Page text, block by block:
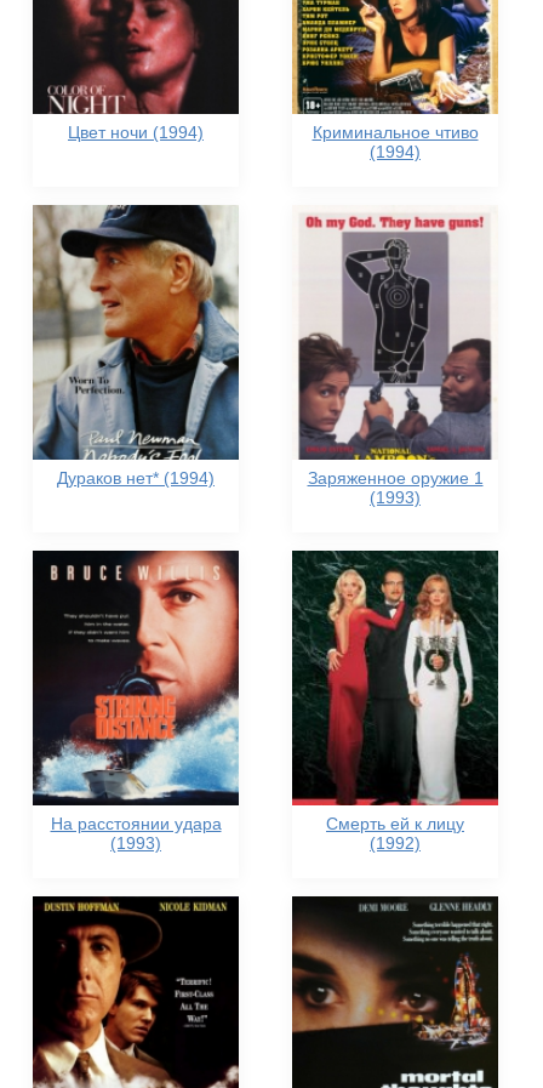
Цвет ночи (1994)
Криминальное чтиво
(1994)
Дураков нет* (1994)
Заряженное оружие 1
(1993)
На расстоянии удара
(1993)
Смерть ей к лицу
(1992)